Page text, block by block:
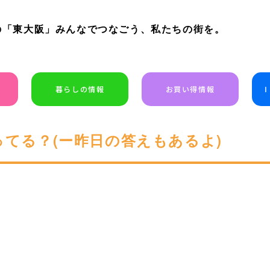
東大阪」みんなでつなごう、私たちの街を。
暮らしの情報 お買い得情報 I
る？(ー昨日の答えもあるよ)